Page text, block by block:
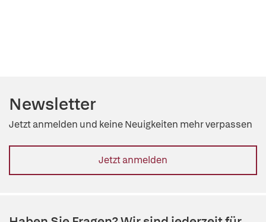
Newsletter
Jetzt anmelden und keine Neuigkeiten mehr verpassen
Jetzt anmelden